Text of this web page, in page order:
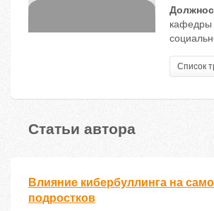
Список
Статьи автора
Влияние кибeрбуллинга на
подростков